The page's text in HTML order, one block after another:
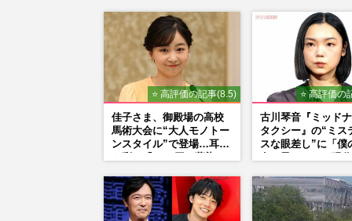
⭐ 高評価の記事(8.5)
佳子さま、御殿場の高校
馬術大会に“大人モノトー
ンスタイル”で登場…耳元
⭐ 高評価の
古川琴音『ミッド
タクシー』の“ミス
スな眼差し”に「僕
で“公認”